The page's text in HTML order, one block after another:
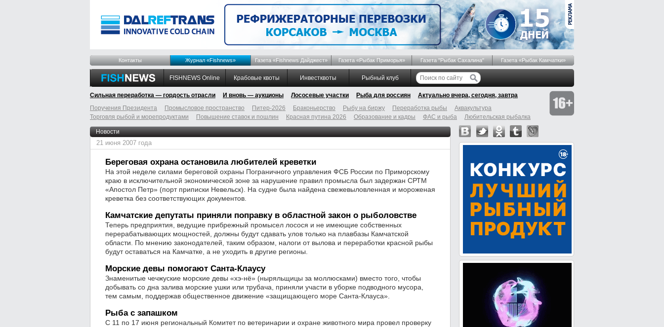
Контакты Журнал «Fishnews» Газета «Fishnews Дайджест» Газета «Рыбак Приморья» Газета "Рыбак Сахалина" Газета «Рыбак Камчатки»
FISHNEWS Online Крабовые квоты Инвестквоты Рыбный клуб
Сильная переработка — гордость отрасли И вновь — аукционы Лососевые участки Рыба для россиян
Актуально вчера, сегодня, завтра
Поручения Президента
Промысловое пространство Питер-2026 Браконьерство Рыбу на биржу Переработка рыбы
Аквакультура
Торговля рыбой и морепродуктами
Повышение ставок и пошлин Красная путина 2026 Образование и кадры ФАС и рыба Любительская рыбалка
Новости
21 июня 2007 года
Береговая охрана остановила любителей креветки
На этой неделе силами береговой охраны Пограничного управления ФСБ России по Приморскому
краю в исключительной экономической зоне за нарушение правил промысла был задержан СРТМ
«Апостол Петр» (порт приписки Невельск). На судне была найдена свежевыловленная и мороженая
креветка без соответствующих документов.
Камчатские депутаты приняли поправку в областной закон о рыболовстве
Теперь предприятия, ведущие прибрежный промысел лосося и не имеющие собственных
перерабатывающих мощностей, должны будут сдавать улов только на плавбазы Камчатской
области. По мнению законодателей, таким образом, налоги от вылова и переработки красной рыбы
будут оставаться на Камчатке, а не уходить в другие регионы.
Морские девы помогают Санта-Клаусу
Знаменитые чечжуские морские девы «хэ-нё» (ныряльщицы за моллюсками) вместо того, чтобы
добывать со дна залива морские ушки или трубача, приняли участи в уборке подводного мусора,
тем самым, поддержав общественное движение «защищающего море Санта-Клауса».
Рыба с запашком
С 11 по 17 июня региональный Комитет по ветеринарии и охране животного мира провел проверку